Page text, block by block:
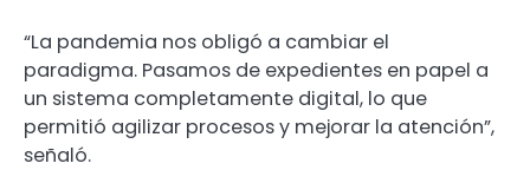
“La pandemia nos obligó a cambiar el
paradigma. Pasamos de expedientes en papel a
un sistema completamente digital, lo que
permitió agilizar procesos y mejorar la atención”,
señaló.